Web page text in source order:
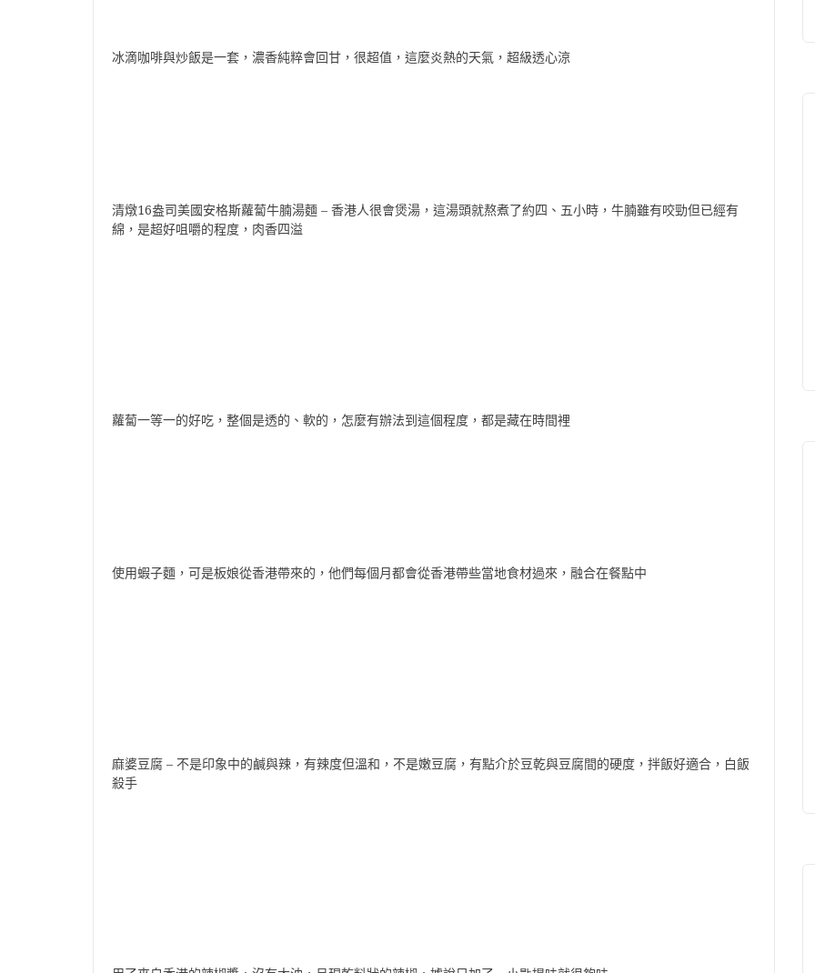
冰滴咖啡與炒飯是一套，濃香純粹會回甘，很超值，這麼炎熱的天氣，超級透心涼
清燉16盎司美國安格斯蘿蔔牛腩湯麵 – 香港人很會煲湯，這湯頭就熬煮了約四、五小時，牛腩雖有咬勁但已經有
綿，是超好咀嚼的程度，肉香四溢
蘿蔔一等一的好吃，整個是透的、軟的，怎麼有辦法到這個程度，都是藏在時間裡
使用蝦子麵，可是板娘從香港帶來的，他們每個月都會從香港帶些當地食材過來，融合在餐點中
麻婆豆腐 – 不是印象中的鹹與辣，有辣度但溫和，不是嫩豆腐，有點介於豆乾與豆腐間的硬度，拌飯好適合，白飯
殺手